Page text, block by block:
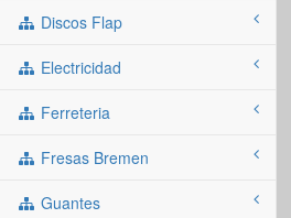
Discos Flap
Electricidad
Ferreteria
Fresas Bremen
Guantes